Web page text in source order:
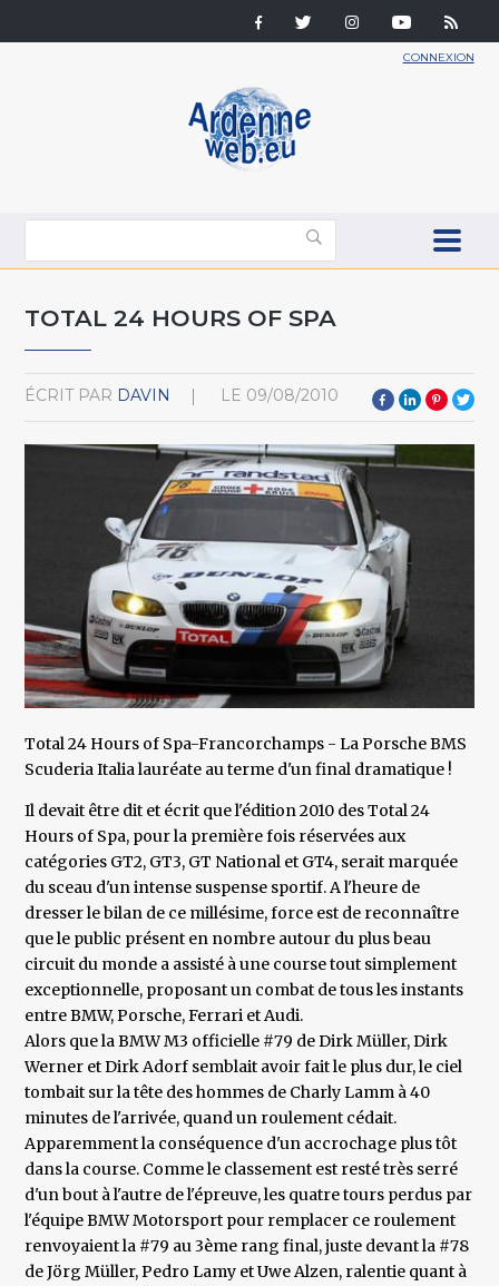
CONNEXION
TOTAL 24 HOURS OF SPA
ÉCRIT PAR DAVIN LE 09/08/2010
Total 24 Hours of Spa-Francorchamps - La Porsche BMS
Scuderia Italia lauréate au terme d'un final dramatique !
Il devait être dit et écrit que l'édition 2010 des Total 24
Hours of Spa, pour la première fois réservées aux
catégories GT2, GT3, GT National et GT4, serait marquée
du sceau d'un intense suspense sportif. A l'heure de
dresser le bilan de ce millésime, force est de reconnaître
que le public présent en nombre autour du plus beau
circuit du monde a assisté à une course tout simplement
exceptionnelle, proposant un combat de tous les instants
entre BMW, Porsche, Ferrari et Audi.
Alors que la BMW M3 officielle #79 de Dirk Müller, Dirk
Werner et Dirk Adorf semblait avoir fait le plus dur, le ciel
tombait sur la tête des hommes de Charly Lamm à 40
minutes de l'arrivée, quand un roulement cédait.
Apparemment la conséquence d'un accrochage plus tôt
dans la course. Comme le classement est resté très serré
d'un bout à l'autre de l'épreuve, les quatre tours perdus par
l'équipe BMW Motorsport pour remplacer ce roulement
renvoyaient la #79 au 3ème rang final, juste devant la #78
de Jörg Müller, Pedro Lamy et Uwe Alzen, ralentie quant à